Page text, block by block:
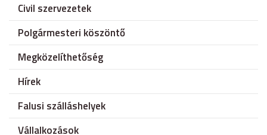
Civil szervezetek
Polgármesteri köszöntő
Megközelíthetőség
Hírek
Falusi szálláshelyek
Vállalkozások